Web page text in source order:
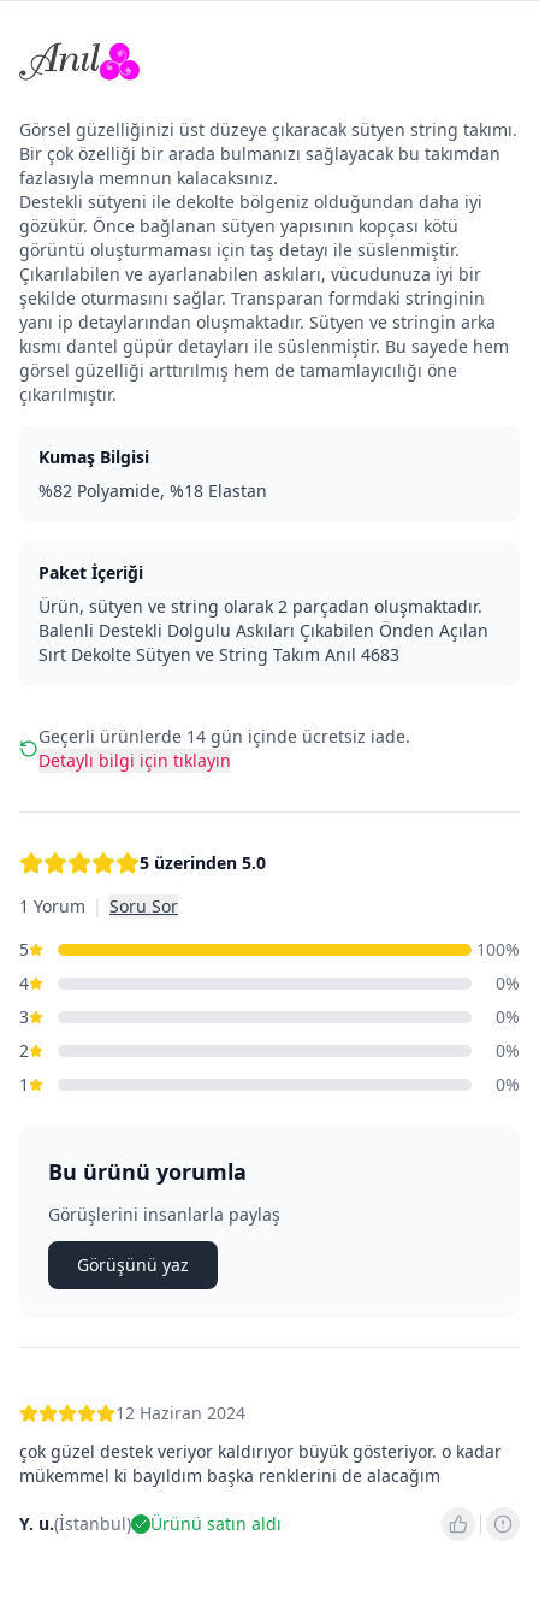
Görsel güzelliğinizi üst düzeye çıkaracak sütyen string takımı.
Bir çok özelliği bir arada bulmanızı sağlayacak bu takımdan
fazlasıyla memnun kalacaksınız.
Destekli sütyeni ile dekolte bölgeniz olduğundan daha iyi
gözükür. Önce bağlanan sütyen yapısının kopçası kötü
görüntü oluşturmaması için taş detayı ile süslenmiştir.
Çıkarılabilen ve ayarlanabilen askıları, vücudunuza iyi bir
şekilde oturmasını sağlar. Transparan formdaki stringinin
yanı ip detaylarından oluşmaktadır. Sütyen ve stringin arka
kısmı dantel güpür detayları ile süslenmiştir. Bu sayede hem
görsel güzelliği arttırılmış hem de tamamlayıcılığı öne
çıkarılmıştır.
Kumaş Bilgisi
%82 Polyamide, %18 Elastan
Paket İçeriği
Ürün, sütyen ve string olarak 2 parçadan oluşmaktadır.
Balenli Destekli Dolgulu Askıları Çıkabilen Önden Açılan
Sırt Dekolte Sütyen ve String Takım Anıl 4683
Geçerli ürünlerde 14 gün içinde ücretsiz iade.
Detaylı bilgi için tıklayın
5 üzerinden 5.0
1 Yorum | Soru Sor
5
100%
4
0%
3
0%
2
0%
1
0%
Bu ürünü yorumla
Görüşlerini insanlarla paylaş
Görüşünü yaz
12 Haziran 2024
çok güzel destek veriyor kaldırıyor büyük gösteriyor. o kadar
mükemmel ki bayıldım başka renklerini de alacağım
Y. u.(İstanbul) Ürünü satın aldı